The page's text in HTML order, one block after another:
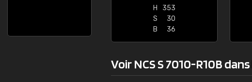
H
353
S
30
B
36
Voir NCS S 7010-R10B